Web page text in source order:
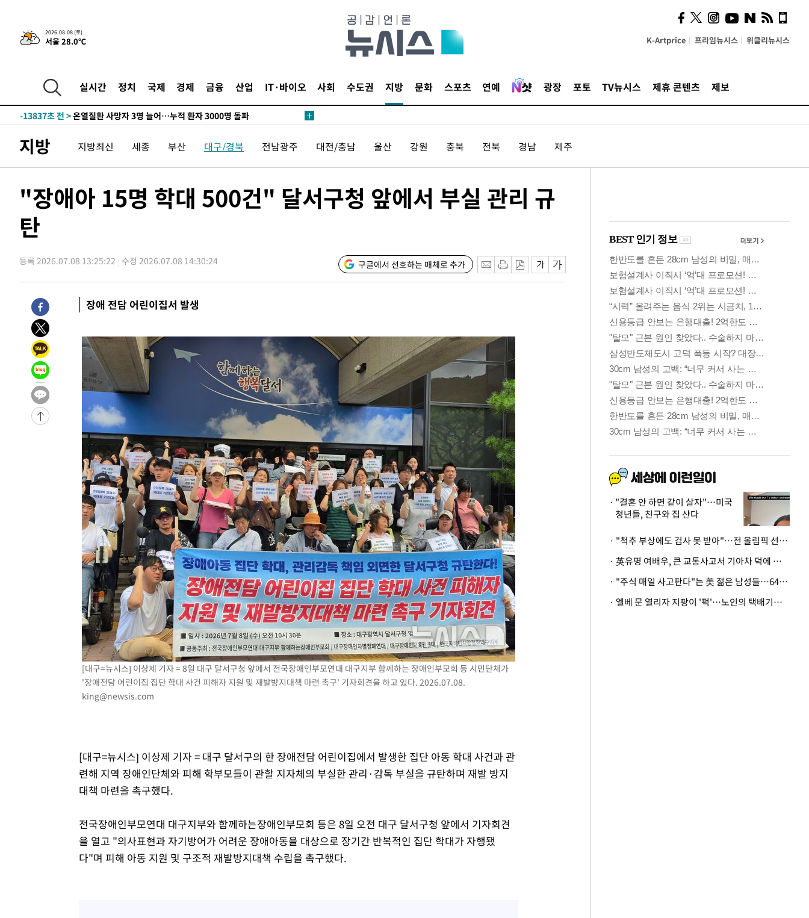
2026.08.08 (토)
서울 28.0℃ K-Artprice 프라임뉴시스 위클리뉴시스
실시간 정치 국제 경제 금융 산업 IT·바이오 사회 수도권 지방 문화 스포츠 연예 광장 포토 TV뉴시스 제휴 콘텐츠 제보
42.08%·宋 10.17%
-22107초 전 >이강인 "아틀레티코 이적 기뻐…등번호 7번 의미보단 팀 위해 뛸
것"
-22042초 전 >[속보]與 당대표 경선, 제주·인천 권리당원 투표 김민석 승리
-15086초 전 >
[속보]이강인 "감독님이 원하는 마음 느꼈고, 많은 트로피 원해 아
틀레티코 이적"
-14868초 전 >
-13837초 전 >온열질환 사망자 3명 늘어…누적 환자 3000명 돌파
-3889초 전 >
백운산서 80년근 천종산삼 9뿌리 발견…감정가 1.3억원
-1599초 전 >선재도서 해루질 나섰다 실종 60대, 닷새 만에 숨진 채 발견
24분 전 > 여수 오동도 해상서 모터보트 전복…1명 사망·1명 실종
1시간 전 >
날씨]
2시간 전 >
5시간 전 >'최고 37도' 폭염 지속…강원동해안 최대 150㎜ 비
7시간 전 >[속보]뉴욕증시 상승 마감…S&P 0.6% 나스닥 1.3%↑
-23358초 전 >
[속보]與최고위원 제주·인천 순회경선…박선원·최민희·서미화·
한민수·김용 순
-23311초 전 >
청래 44.56%
-22593초 전 >
[속보]與 대표 경선 제주·인천 당원투표…金 47.75%·鄭
42.08%·宋 10.17%
-22127초 전 >
이강인 "아틀레티코 이적 기뻐…등번호 7번 의미보단 팀 위해 뛸
것"
-22062초 전 >
[속보]與 당대표 경선, 제주·인천 권리당원 투표 김민석 승리
-15836초 전 >
낮 최고 35도 '무더위'…동해안 시간당 30㎜ '강한 비'[내일날씨]
-15106초 전 >
[속보]이강인 "감독님이 원하는 마음 느꼈고, 많은 트로피 원해 아
틀레티코 이적"
-14888초 전 >
수도권 40도 육박 '펄펄'…동해안 일부 지역엔 호의주의보
온열질환 사망자 3명 늘어…누적 환자 3000명 돌파
강릉에 시간당 81.4㎜ 물폭탄…도로 잠기고 담벼락 붕괴
백운산서 80년근 천종산삼 9뿌리 발견…감정가 1.3억원
선재도서 해루질 나섰다 실종 60대, 닷새 만에 숨진 채 발견
남자 농구, 나고야 아시안게임서 '홈팀' 일본과 한일전
여수 오동도 해상서 모터보트 전복…1명 사망·1명 실종
극한폭염 한풀 꺾이지만…'낮 최고 35도' 무더위, 열대야 계속[다음주
축구협회 "압수수색·성접대 논란 사과…쇄신의 기회로 삼겠다"
[속보]'압수수색·성접대 논란' 축구협회 "실망과 걱정 안겨드려 죄송"
'최고 37도' 폭염 지속…강원동해안 최대 150㎜ 비
[속보]뉴욕증시 상승 마감…S&P 0.6% 나스닥 1.3%↑
지방 지방최신 세종 부산 대구/경북 전남광주 대전/충남 울산 강원 충북 전북 경남 제주
"장애아 15명 학대 500건" 달서구청 앞에서 부실 관리 규
탄
등록 2026.07.08 13:25:22 수정 2026.07.08 14:30:24 구글에서 선호하는 매체로 추가
장애 전담 어린이집서 발생
[대구=뉴시스] 이상제 기자 = 8일 대구 달서구청 앞에서 전국장애인부모연대 대구지부 함께하는 장애인부모회 등 시민단체가
'장애전담 어린이집 집단 학대 사건 피해자 지원 및 재발방지대책 마련 촉구' 기자회견을 하고 있다. 2026.07.08.
king@newsis.com
[대구=뉴시스] 이상제 기자 = 대구 달서구의 한 장애전담 어린이집에서 발생한 집단 아동 학대 사건과 관
련해 지역 장애인단체와 피해 학부모들이 관할 지자체의 부실한 관리·감독 부실을 규탄하며 재발 방지
대책 마련을 촉구했다.
전국장애인부모연대 대구지부와 함께하는장애인부모회 등은 8일 오전 대구 달서구청 앞에서 기자회견
을 열고 "의사표현과 자기방어가 어려운 장애아동을 대상으로 장기간 반복적인 집단 학대가 자행됐
다"며 피해 아동 지원 및 구조적 재발방지대책 수립을 촉구했다.
사이 해답 찾았죠"…알을
깨고 나온 '초자아'
"결혼 안 하면 같이 살자"…미국
청년들, 친구와 집 산다
· "척추 부상에도 검사 못 받아"…전 올림픽 선수, 美봅슬레이협회 상대 소송
· 英유명 여배우, 큰 교통사고서 기아차 덕에 살았다
· "주식 매일 사고판다"는 美 젊은 남성들…64%가 "나는 인생의 패배자“
· 엘베 문 열리자 지팡이 '퍽'…노인의 택배기사 폭행 이유